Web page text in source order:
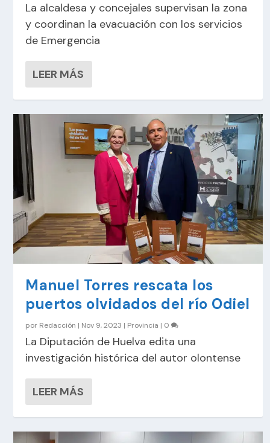
La alcaldesa y concejales supervisan la zona
y coordinan la evacuación con los servicios
de Emergencia
LEER MÁS
Manuel Torres rescata los
puertos olvidados del río Odiel
por Redacción | Nov 9, 2023 | Provincia | 0
La Diputación de Huelva edita una
investigación histórica del autor olontense
LEER MÁS